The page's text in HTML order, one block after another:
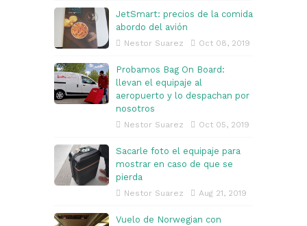
JetSmart: precios de la comida
abordo del avión
Nestor Suarez Oct 08, 2019
Probamos Bag On Board:
llevan el equipaje al
aeropuerto y lo despachan por
nosotros
Nestor Suarez Oct 05, 2019
Sacarle foto el equipaje para
mostrar en caso de que se
pierda
Nestor Suarez Aug 21, 2019
Vuelo de Norwegian con